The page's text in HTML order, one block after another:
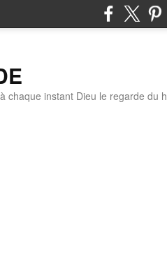
chaque instant Dieu le regarde du